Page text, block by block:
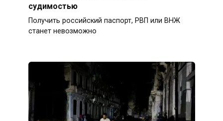
судимостью
Получить российский паспорт, РВП или ВНЖ
станет невозможно